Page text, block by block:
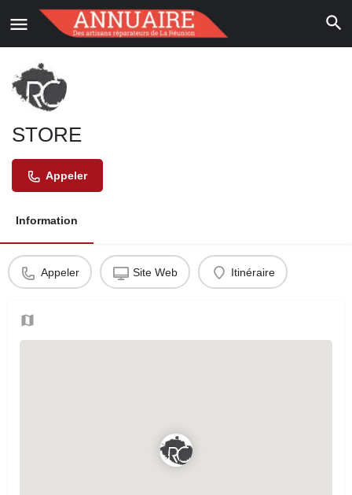
STORE
Appeler
Information
Appeler Site Web Itinéraire